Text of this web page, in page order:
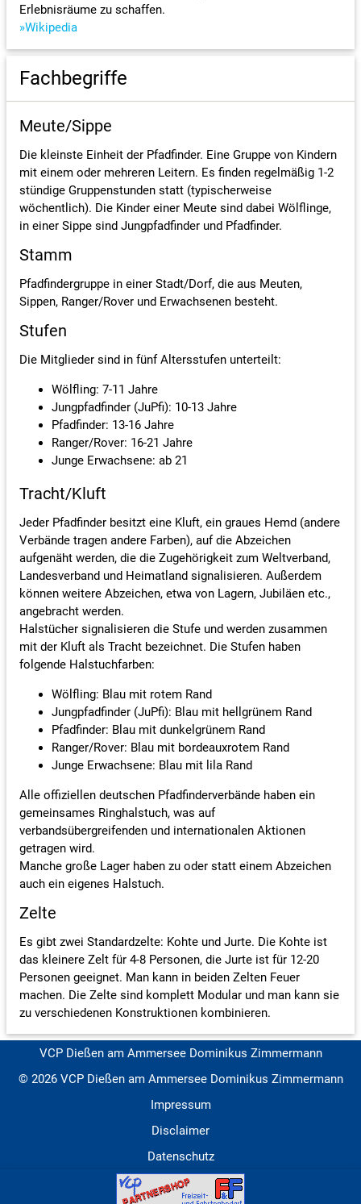
Erlebnisräume zu schaffen.
Wikipedia
Fachbegriffe
Meute/Sippe
Die kleinste Einheit der Pfadfinder. Eine Gruppe von Kindern
mit einem oder mehreren Leitern. Es finden regelmäßig 1-2
stündige Gruppenstunden statt (typischerweise
wöchentlich). Die Kinder einer Meute sind dabei Wölflinge,
in einer Sippe sind Jungpfadfinder und Pfadfinder.
Stamm
Pfadfindergruppe in einer Stadt/Dorf, die aus Meuten,
Sippen, Ranger/Rover und Erwachsenen besteht.
Stufen
Die Mitglieder sind in fünf Altersstufen unterteilt:
Wölfling: 7-11 Jahre
Jungpfadfinder (JuPfi): 10-13 Jahre
Pfadfinder: 13-16 Jahre
Ranger/Rover: 16-21 Jahre
Junge Erwachsene: ab 21
Tracht/Kluft
Jeder Pfadfinder besitzt eine Kluft, ein graues Hemd (andere
Verbände tragen andere Farben), auf die Abzeichen
aufgenäht werden, die die Zugehörigkeit zum Weltverband,
Landesverband und Heimatland signalisieren. Außerdem
können weitere Abzeichen, etwa von Lagern, Jubiläen etc.,
angebracht werden.
Halstücher signalisieren die Stufe und werden zusammen
mit der Kluft als Tracht bezeichnet. Die Stufen haben
folgende Halstuchfarben:
Wölfling: Blau mit rotem Rand
Jungpfadfinder (JuPfi): Blau mit hellgrünem Rand
Pfadfinder: Blau mit dunkelgrünem Rand
Ranger/Rover: Blau mit bordeauxrotem Rand
Junge Erwachsene: Blau mit lila Rand
Alle offiziellen deutschen Pfadfinderverbände haben ein
gemeinsames Ringhalstuch, was auf
verbandsübergreifenden und internationalen Aktionen
getragen wird.
Manche große Lager haben zu oder statt einem Abzeichen
auch ein eigenes Halstuch.
Zelte
Es gibt zwei Standardzelte: Kohte und Jurte. Die Kohte ist
das kleinere Zelt für 4-8 Personen, die Jurte ist für 12-20
Personen geeignet. Man kann in beiden Zelten Feuer
machen. Die Zelte sind komplett Modular und man kann sie
zu verschiedenen Konstruktionen kombinieren.
VCP Dießen am Ammersee Dominikus Zimmermann
© 2026 VCP Dießen am Ammersee Dominikus Zimmermann
Impressum
Disclaimer
Datenschutz